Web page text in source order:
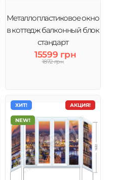
Металлопластиковое окно
в коттедж балконный блок
стандарт
15599 грн
1872 грн
АКЦИЯ!
ХИТ!
NEW!